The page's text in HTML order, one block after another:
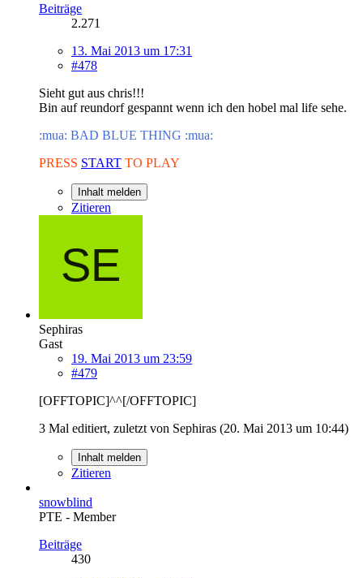
Beiträge
2.271
13. Mai 2013 um 17:31
#478
Sieht gut aus chris!!!
Bin auf reundorf gespannt wenn ich den hobel mal life sehe.
:mua: BAD BLUE THING :mua:
PRESS START TO PLAY
Inhalt melden
Zitieren
Sephiras
Gast
19. Mai 2013 um 23:59
#479
[OFFTOPIC]^^[/OFFTOPIC]
3 Mal editiert, zuletzt von Sephiras (20. Mai 2013 um 10:44)
Inhalt melden
Zitieren
snowblind
PTE - Member
Beiträge
430